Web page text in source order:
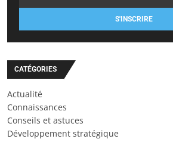
S'INSCRIRE
CATÉGORIES
Actualité
Connaissances
Conseils et astuces
Développement stratégique